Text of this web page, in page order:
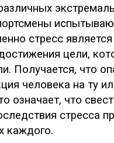
стресс
цели,
Получается, что
человека на ту
означает, что
стресса
каждого.